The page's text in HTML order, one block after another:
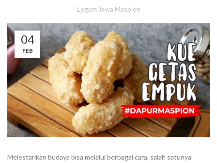
Logam Jawa Maspion
04
FEB
Melestarikan budaya bisa melalui berbagai cara, salah satunya